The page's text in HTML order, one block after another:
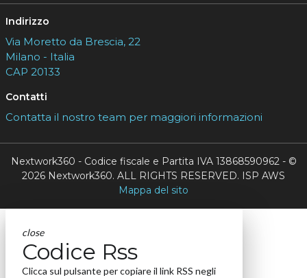
Indirizzo
Via Moretto da Brescia, 22
Milano - Italia
CAP 20133
Contatti
Contatta il nostro team per maggiori informazioni
Nextwork360 - Codice fiscale e Partita IVA 13868590962 - ©
2026 Nextwork360. ALL RIGHTS RESERVED. ISP AWS
Mappa del sito
close
Codice Rss
Clicca sul pulsante per copiare il link RSS negli